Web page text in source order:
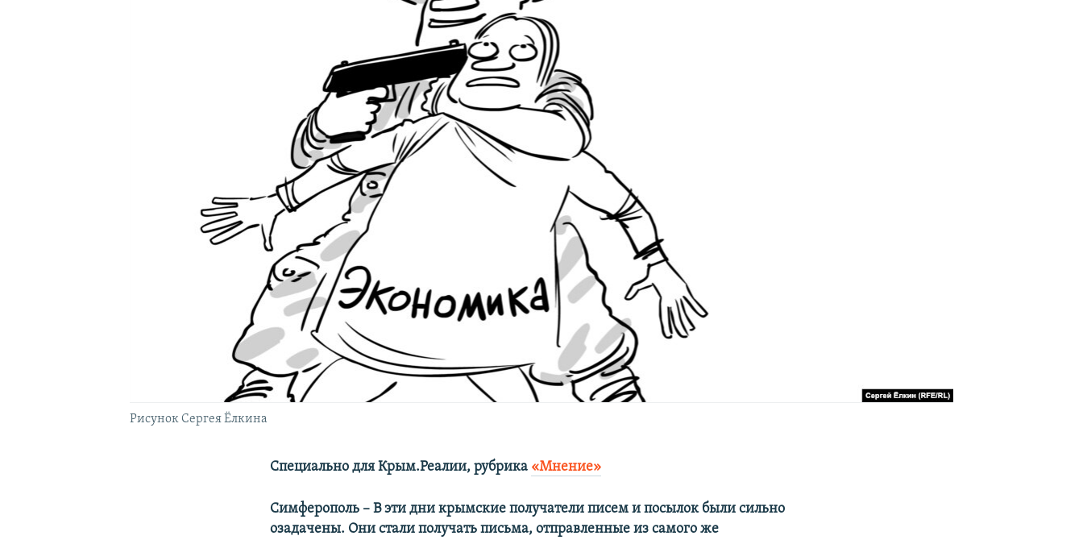
Рисунок Сергея Ёлкина
Специально для Крым.Реалии, рубрика «Мнение»
Симферополь – В эти дни крымские получатели писем и посылок были сильно
озадачены. Они стали получать письма, отправленные из самого же